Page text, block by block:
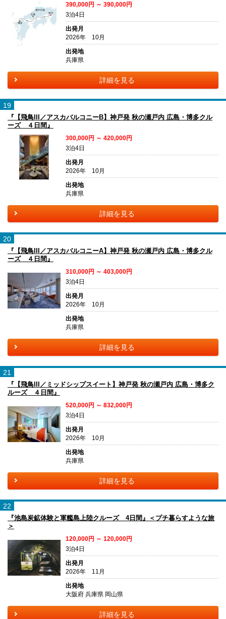
390,000円 ～ 390,000円
3泊4日
出発月
2026年 10月
出発地
兵庫県
詳細を見る
19
『【飛鳥III／アスカバルコニーB】神戸発 秋の瀬戸内 広島・博多クル
ーズ ４日間』
300,000円 ～ 420,000円
3泊4日
出発月
2026年 10月
出発地
兵庫県
詳細を見る
20
『【飛鳥III／アスカバルコニーA】神戸発 秋の瀬戸内 広島・博多クル
ーズ ４日間』
310,000円 ～ 403,000円
3泊4日
出発月
2026年 10月
出発地
兵庫県
詳細を見る
21
『【飛鳥III／ミッドシップスイート】神戸発 秋の瀬戸内 広島・博多ク
ルーズ ４日間』
520,000円 ～ 832,000円
3泊4日
出発月
2026年 10月
出発地
兵庫県
詳細を見る
22
『池島炭鉱体験と軍艦島上陸クルーズ 4日間』＜プチ暮らすような旅
＞
120,000円 ～ 120,000円
3泊4日
出発月
2026年 11月
出発地
大阪府 兵庫県 岡山県
詳細を見る